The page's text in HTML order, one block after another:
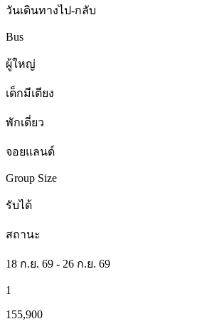
วันเดินทางไป-กลับ
Bus
ผู้ใหญ่
เด็กมีเตียง
พักเดี่ยว
จอยแลนด์
Group Size
รับได้
สถานะ
18 ก.ย. 69 - 26 ก.ย. 69
1
155,900